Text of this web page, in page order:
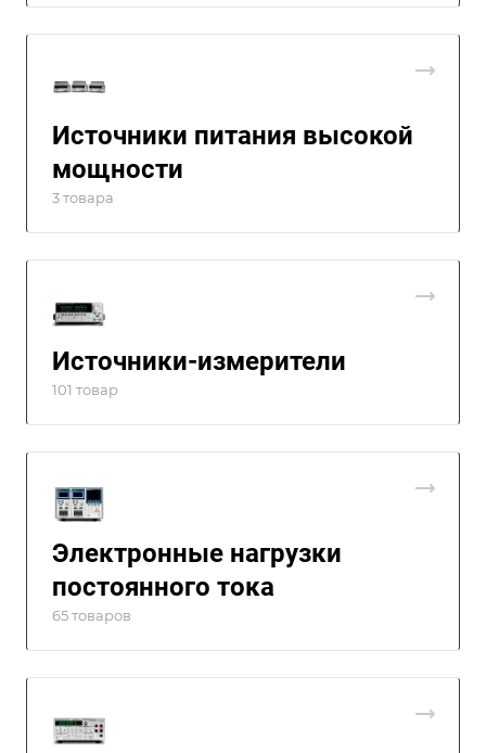
Источники питания высокой
мощности
3 товара
Источники-измерители
101 товар
Электронные нагрузки
постоянного тока
65 товаров